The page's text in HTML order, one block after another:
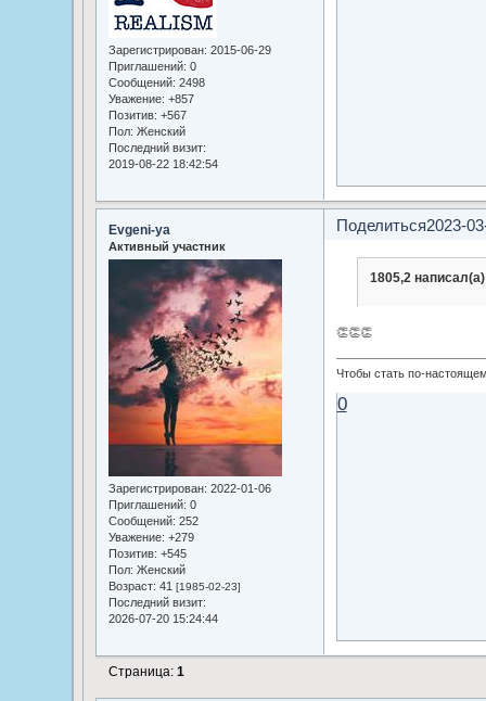
Зарегистрирован: 2015-06-29
Приглашений: 0
Сообщений: 2498
Уважение: +857
Позитив: +567
Пол: Женский
Последний визит:
2019-08-22 18:42:54
Поделиться2023-
Evgeni-ya
Активный участник
Зарегистрирован: 2022-01-06
Приглашений: 0
Сообщений: 252
Уважение: +279
Позитив: +545
Пол: Женский
Возраст: 41 [1985-02-23]
Последний визит:
2026-07-20 15:24:44
1805,2
👏👏👏
Чтобы стать по-
0
Страница: 1